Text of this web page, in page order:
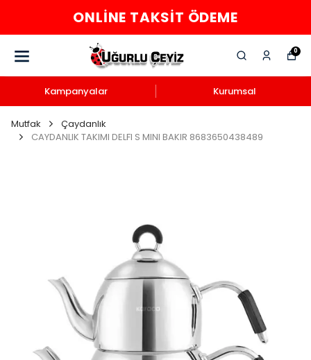
ONLINE TAKSIT ÖDEME
0
Kampanyalar Kurumsal
Mutfak
Çaydanlık
CAYDANLIK TAKIMI DELFI S MINI BAKIR 8683650438489